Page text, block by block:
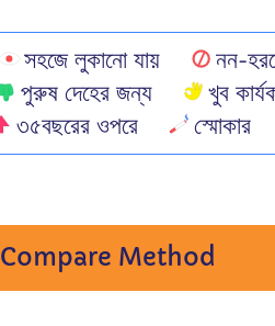
সহজে লুকানো যায়
নন-
পুরুষ দেহের জন্য
খুব
৩৫বছরের ওপরে স্মোকার
Compare Method